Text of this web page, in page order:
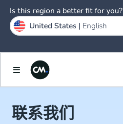
联系我们
Is this region a better fit for you?
United States | English